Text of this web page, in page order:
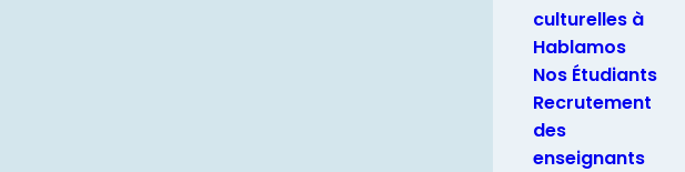
culturelles à
Hablamos
Nos Étudiants
Recrutement
des
enseignants